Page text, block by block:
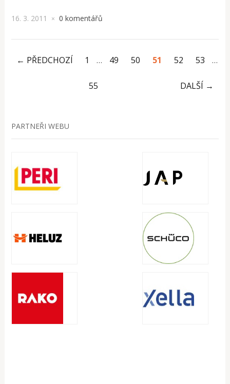
16. 3. 2011 × 0 komentářů
← PŘEDCHOZÍ 1 … 49 50 51 52 53 …
55 DALŠÍ →
PARTNEŘI WEBU